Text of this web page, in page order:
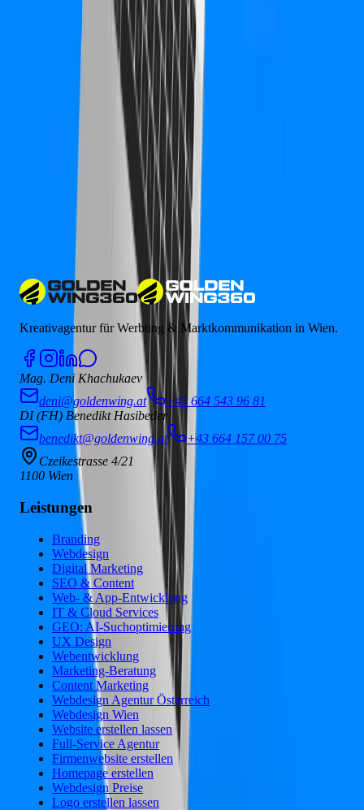
Verwandte Begriffe im Lexikon
Google Ads
CRM (Customer Relationship Management)
Erfahren Sie mehr über die Fachbegriffe in unserem
Haben Sie ein ähnliches Projekt?
Wir würden gerne mehr über Ihre Anforderungen erfahren und
zeigen, wie wir Ihnen helfen können.
Kreativagentur für Werbung & Marktkommunikation in Wien.
Mag. Deni Khachukaev
deni@goldenwing.at
+43 664 543 96 81
DI (FH) Benedikt Hasibeder
benedikt@goldenwing.at
+43 664 157 00 75
Czeikestrasse 4/21
1100 Wien
Leistungen
Branding
Webdesign
Digital Marketing
SEO & Content
Web- & App-Entwicklung
IT & Cloud Services
GEO: AI-Suchoptimierung
UX Design
Webentwicklung
Marketing-Beratung
Content Marketing
Webdesign Agentur Österreich
Webdesign Wien
Website erstellen lassen
Full-Service Agentur
Firmenwebsite erstellen
Homepage erstellen
Webdesign Preise
Logo erstellen lassen